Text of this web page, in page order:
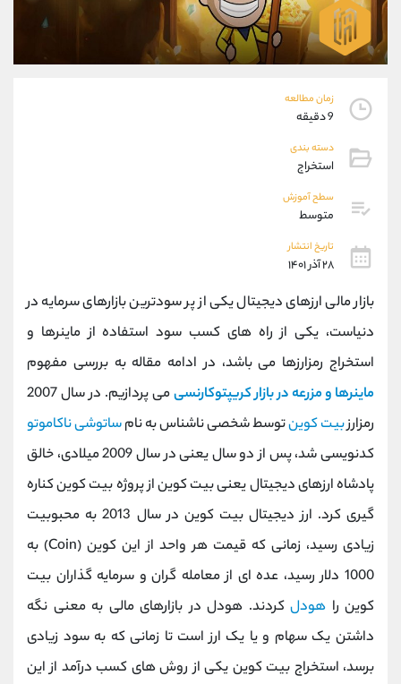
زمان مطالعه
9 دقیقه
دسته بندی
استخراج
سطح آموزش
متوسط
تاریخ انتشار
۲۸ آذر ۱۴۰۱
بازار مالی ارزهای دیجیتال یکی از پر سودترین بازارهای سرمایه در
دنیاست، یکی از راه های کسب سود استفاده از ماینرها و
استخراج رمزارزها می باشد، در ادامه مقاله به بررسی مفهوم
ماینرها و مزرعه در بازار کریپتوکارنسی
می پردازیم. در سال 2007
رمزارزبیت کوینتوسط شخصی ناشناس به نامساتوشی ناکاموتو
کدنویسی شد، پس از دو سال یعنی در سال 2009 میلادی، خالق
پادشاه ارزهای دیجیتال یعنی بیت کوین از پروژه بیت کوین کناره
گیری کرد. ارز دیجیتال بیت کوین در سال 2013 به محبوبیت
زیادی رسید، زمانی که قیمت هر واحد از این کوین (Coin) به
1000 دلار رسید، عده ای از معامله گران و سرمایه گذاران بیت
کوین را هودل کردند. هودل در بازارهای مالی به معنی نگه
داشتن یک سهام و یا یک ارز است تا زمانی که به سود زیادی
برسد، استخراج بیت کوین یکی از روش های کسب درآمد از این
واتساپ شروع گفتگو
تلگرام @Armteam_admin_por
پشتیبان فروش
موبایل
واتساپ
داخلی
اطلاعات تماس (دفتر فروش)
تلفن 021-22021030
بدون پیش شماره 90001030
اینستاگرام @alireza.mehrabii
کانال تلگرام @alirezamehrabi_com